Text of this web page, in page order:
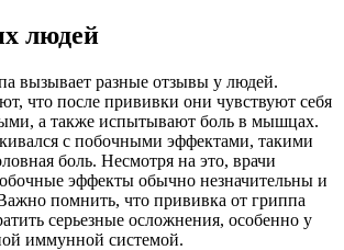
людей
вызывает разные отзывы у людей.
что после прививки они чувствуют себя
а также испытывают боль в мышцах.
с побочными эффектами, такими
боль. Несмотря на это, врачи
эффекты обычно незначительны и
помнить, что прививка от гриппа
серьезные осложнения, особенно у
иммунной системой.